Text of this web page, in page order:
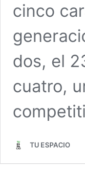
cinco
dos, el
cuatro,
TU ESPACIO